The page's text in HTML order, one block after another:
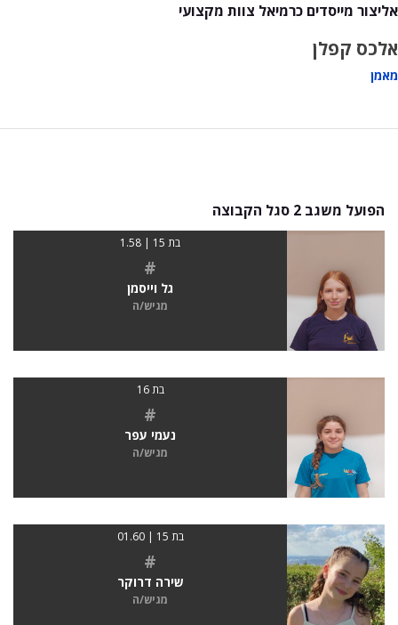
אליצור מייסדים כרמיאל צוות מקצועי
אלכס קפלן
מאמן
הפועל משגב 2 סגל הקבוצה
בת 15 | 1.58
#
גל וייסמן
מגיש/ה
בת 16
#
נעמי עפר
מגיש/ה
בת 15 | 01.60
#
שירה דרוקר
מגיש/ה